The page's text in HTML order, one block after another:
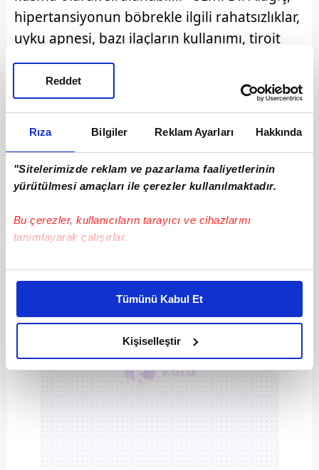
Rıza Bilgiler Reklam Ayarları Hakkında
"Sitelerimizde reklam ve pazarlama faaliyetlerinin
yürütülmesi amaçları ile çerezler kullanılmaktadır.
Bu çerezler, kullanıcıların tarayıcı ve cihazlarını
tanımlayarak çalışırlar.
Bu çerezlere izin vermeniz halinde sizlere özel
daha iyi reklam deneyimi yaşatabiliriz. Bunu yaparken
amacımızın size daha iyi bir reklam deneyimi sunmak
olduğunu ve sizlere en iyi içerikleri sunabilmek adına
elimizden gelen çabayı gösterdiğimizi ve bu noktada,
reklamların maliyetlerimizi karşılamak noktasında tek gelir
kalemimiz olduğunu sizlere hatırlatmak isteriz.
Her halükârda, kullanıcılar, bu çerezlere izin vermedikleri
takdirde, kullanıcılara hedefli reklamlar
gösterilmeyecektir."
Tümünü Kabul Et
Kişiselleştir
Reddet
hipertansiyonun böbrekle ilgili rahatsızlıklar,
uyku apnesi, bazı ilaçların kullanımı, tiroit
benzeri hormonal rahatsızlıklar ve obezite ile
yakından bağlantılı olduğunu da belirterek,
"İdeal kilonun yüzde 20'sinin üstüne
çıkıldığında yüksek tansiyon riski 8 kat